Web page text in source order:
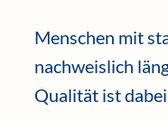
Menschen mit
nachweislich
Qualität ist